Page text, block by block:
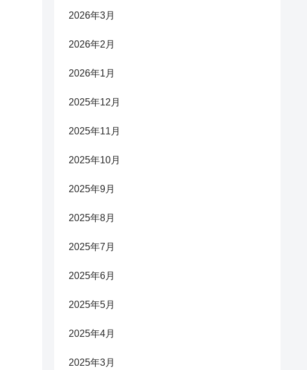
2026年3月
2026年2月
2026年1月
2025年12月
2025年11月
2025年10月
2025年9月
2025年8月
2025年7月
2025年6月
2025年5月
2025年4月
2025年3月